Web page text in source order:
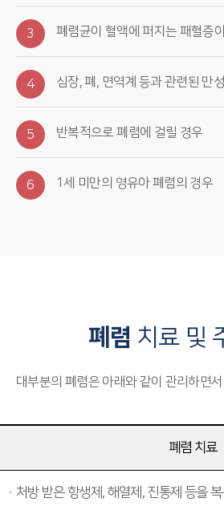
3 폐렴균이 혈액에 퍼지는 패혈증
4 심장, 폐, 면역계 등과 관련된 만
5 반복적으로 폐렴에 걸릴 경우
6 1세 미만의 영유아 폐렴의 경우
폐렴 치료 및
대부분의 폐렴은 아래와 같이 관리하면
폐렴 치료
· 처방 받은 항생제, 해열제, 진통제 등을